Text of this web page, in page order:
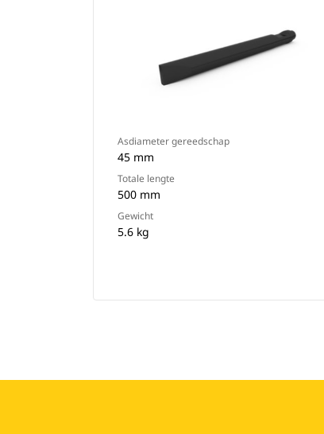
Asdiameter gereedschap
45 mm
Totale lengte
500 mm
Gewicht
5.6 kg